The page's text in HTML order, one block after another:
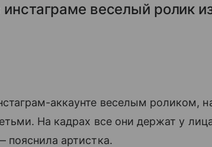
веселый ролик
аккаунте веселым роликом,
На кадрах все они держат у
артистка.